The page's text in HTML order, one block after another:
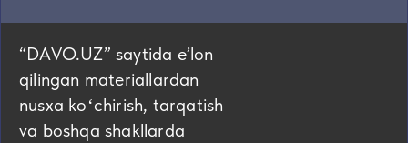
“DAVO.UZ” saytida eʼlon
qilingan materiallardan
nusxa koʻchirish, tarqatish
va boshqa shakllarda